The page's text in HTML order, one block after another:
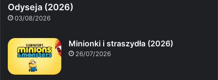
Odyseja (2026)
03/08/2026
Minionki i straszydła (2026)
26/07/2026